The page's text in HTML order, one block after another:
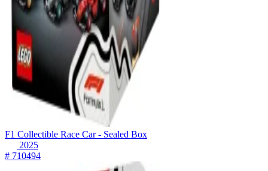
F1 Collectible Race Car - Sealed Box
2025
# 710494